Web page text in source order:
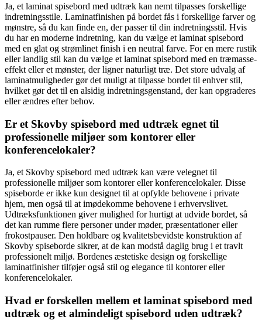
Ja, et laminat spisebord med udtræk kan nemt tilpasses forskellige
indretningsstile. Laminatfinishen på bordet fås i forskellige farver og
mønstre, så du kan finde en, der passer til din indretningsstil. Hvis
du har en moderne indretning, kan du vælge et laminat spisebord
med en glat og strømlinet finish i en neutral farve. For en mere rustik
eller landlig stil kan du vælge et laminat spisebord med en træmasse-
effekt eller et mønster, der ligner naturligt træ. Det store udvalg af
laminatmuligheder gør det muligt at tilpasse bordet til enhver stil,
hvilket gør det til en alsidig indretningsgenstand, der kan opgraderes
eller ændres efter behov.
Er et Skovby spisebord med udtræk egnet til
professionelle miljøer som kontorer eller
konferencelokaler?
Ja, et Skovby spisebord med udtræk kan være velegnet til
professionelle miljøer som kontorer eller konferencelokaler. Disse
spiseborde er ikke kun designet til at opfylde behovene i private
hjem, men også til at imødekomme behovene i erhvervslivet.
Udtræksfunktionen giver mulighed for hurtigt at udvide bordet, så
det kan rumme flere personer under møder, præsentationer eller
frokostpauser. Den holdbare og kvalitetsbevidste konstruktion af
Skovby spiseborde sikrer, at de kan modstå daglig brug i et travlt
professionelt miljø. Bordenes æstetiske design og forskellige
laminatfinisher tilføjer også stil og elegance til kontorer eller
konferencelokaler.
Hvad er forskellen mellem et laminat spisebord med
udtræk og et almindeligt spisebord uden udtræk?